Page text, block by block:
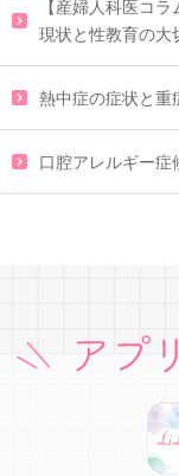
【産婦人科医コ
現状と性教育の
熱中症の症状と重
口腔アレルギー